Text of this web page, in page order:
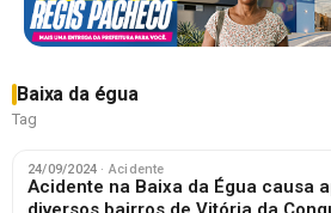
Baixa da égua
Tag
24/09/2024 · Acidente
Acidente na Baixa da Égua causa